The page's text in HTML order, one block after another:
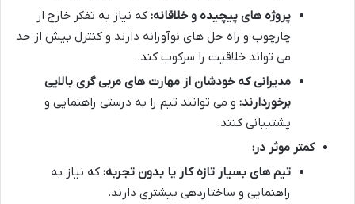
پروژه های پیچیده و خلاقانه: که نیاز به تفکر خارج از
چارچوب و راه حل های نوآورانه دارند و کنترل بیش از حد
می تواند خلاقیت را سرکوب کند.
مدیرانی که خودشان از مهارت های مربی گری بالایی
برخوردارند: و می توانند تیم را به درستی راهنمایی و
پشتیبانی کنند.
کمتر موثر در:
تیم های بسیار تازه کار یا بدون تجربه: که نیاز به
راهنمایی و ساختاردهی بیشتری دارند.